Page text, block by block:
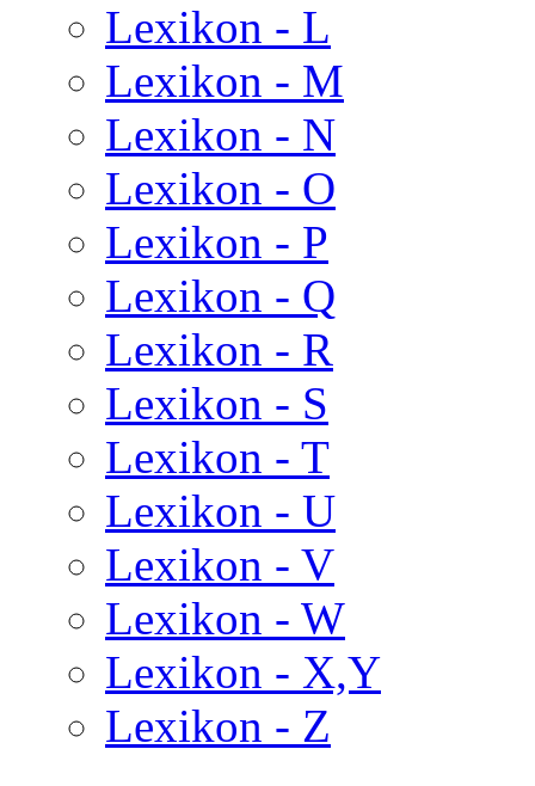
Lexikon - L
Lexikon - M
Lexikon - N
Lexikon - O
Lexikon - P
Lexikon - Q
Lexikon - R
Lexikon - S
Lexikon - T
Lexikon - U
Lexikon - V
Lexikon - W
Lexikon - X,Y
Lexikon - Z